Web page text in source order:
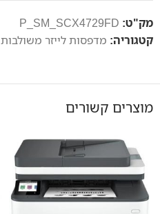
מק"ט: P_SM_SCX4729FD
קטגוריה: מדפסות לייזר משולבות
מוצרים קשורים